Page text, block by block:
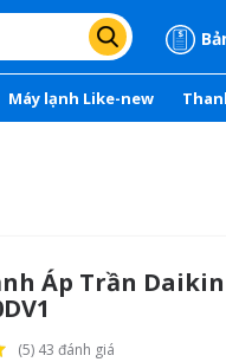
Máy lạnh Like-new
Áp Trần
(5) 43 đánh giá